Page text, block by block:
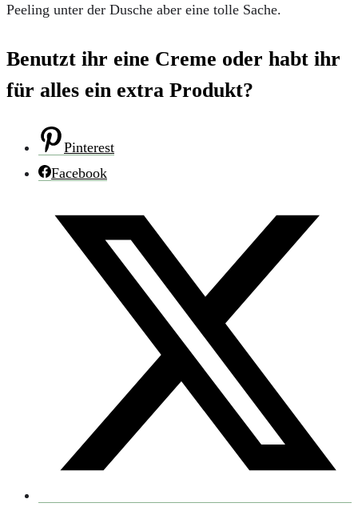
Peeling unter der Dusche aber eine tolle Sache.
Benutzt ihr eine Creme oder habt ihr
für alles ein extra Produkt?
Pinterest
Facebook